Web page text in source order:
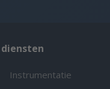
Instrumentatie